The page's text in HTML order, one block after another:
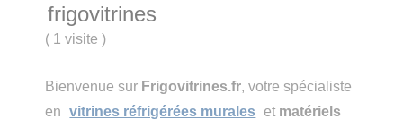
frigovitrines
( 1 visite)
Bienvenue sur Frigovitrines.fr, votre spécialiste
en
vitrines réfrigérées murales et matériels